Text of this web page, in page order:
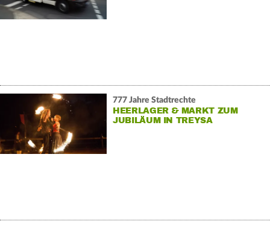
777 Jahre Stadtrechte
HEERLAGER & MARKT ZUM
JUBILÄUM IN TREYSA